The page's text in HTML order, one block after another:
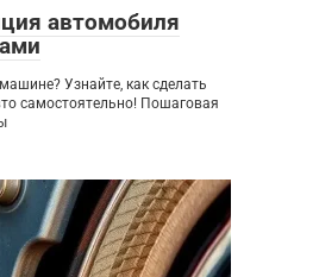
автомобиля
Узнайте, как сделать
самостоятельно! Пошаговая